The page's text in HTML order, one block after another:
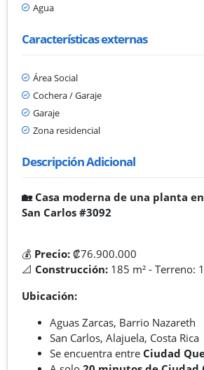
Agua
Características externas
Área Social
Cochera / Garaje
Garaje
Zona residencial
Descripción Adicional
🏡 Casa moderna de una planta
San Carlos #3092
💰 Precio: ₡76.900.000
📐 Construcción: 185 m² - Terreno:
Ubicación:
Aguas Zarcas, Barrio Nazareth
San Carlos, Alajuela, Costa Rica
Se encuentra entre Ciudad